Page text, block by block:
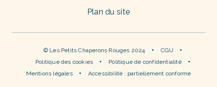
Plan du site
© Les Petits Chaperons Rouges 2024
CGU
Politique des cookies
Politique de confidentialité
Mentions légales
Accessibilité : partiellement conforme